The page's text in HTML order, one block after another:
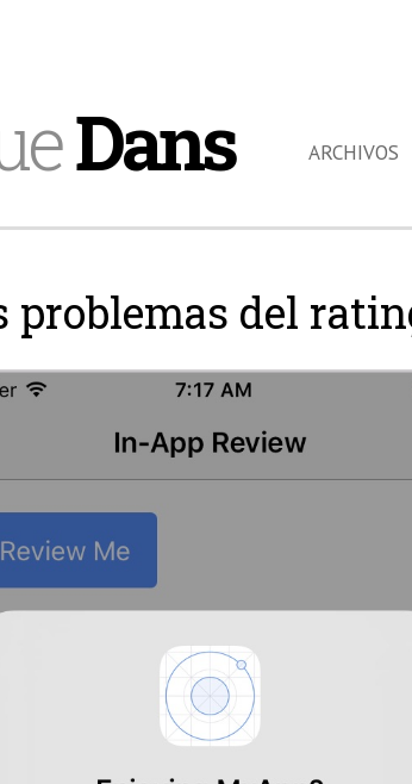
Dans ARCHIVOS
problemas del